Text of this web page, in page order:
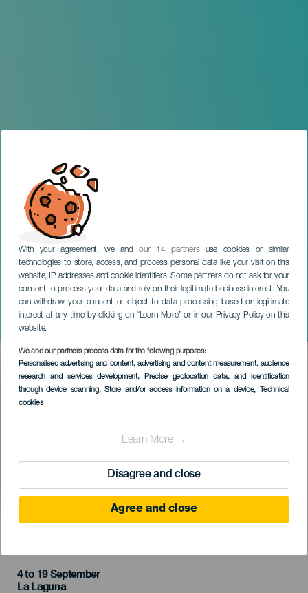
With your agreement, we andour 14 partnersuse cookies or similar
technologies to store, access, and process personal data like your visit on this
website, IP addresses and cookie identifiers. Some partners do not ask for your
consent to process your data and rely on their legitimate business interest. You
can withdraw your consent or object to data processing based on legitimate
interest at any time by clicking on “Learn More” or in our Privacy Policy on this
website.
We and our partners process data for the following purposes:
Personalised advertising and content, advertising and content measurement, audience
research and services development, Precise geolocation data, and identification
through device scanning, Store and/or access information on a device, Technical
cookies
Learn More →
Disagree and close
Agree and close
Mexikó szeptemberben
TENERIFE
Imagen
Listado
4 to 19 September
Localidad
La Laguna